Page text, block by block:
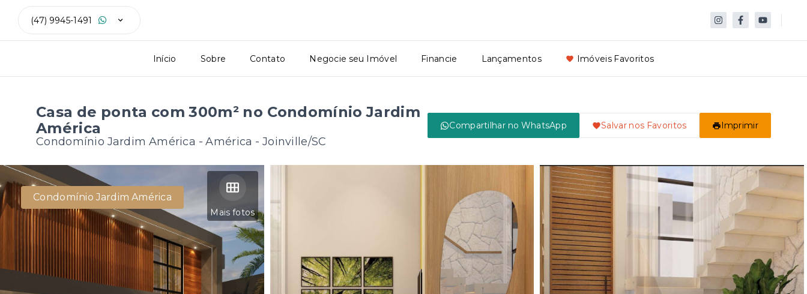
(47) 9945-1491
Início Sobre Contato Negocie seu Imóvel Financie Lançamentos Imóveis Favoritos
Casa de ponta com 300m² no Condomínio Jardim
América
Condomínio Jardim América -América - Joinville/SC
Compartilhar no WhatsApp Salvar nos Favoritos Imprimir
Mais fotos
Condomínio Jardim América